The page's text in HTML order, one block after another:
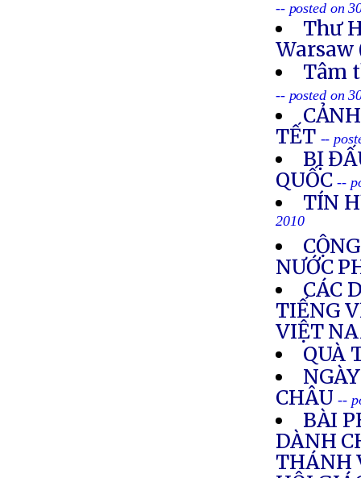
-- posted on
Thư
Tâm
-- posted on
TẾT --
BỊ
QUỐC --
TÍN
2010
NƯỚC
CÁC
TIẾNG
VIỆT
QUÀ
CHÂU --
BÀI
DÀNH
THÁNH